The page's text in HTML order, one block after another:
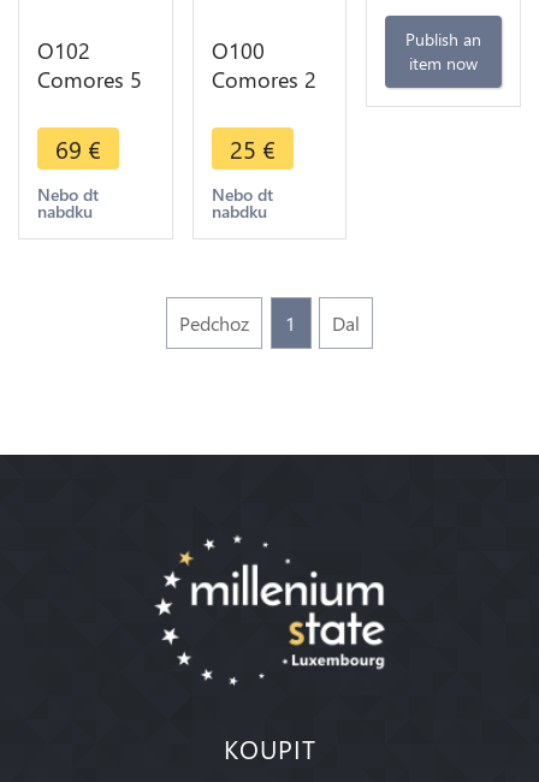
O102
Comores 5
Said Ali bin
Said Omar
AH 1308
1891 ->
69 €
Nebo dt
nabdku
O100
Comores 2
FDC ->
Make offer
25 €
Nebo dt
nabdku
Publish an
item now
Pedchoz 1 Dal
KOUPIT